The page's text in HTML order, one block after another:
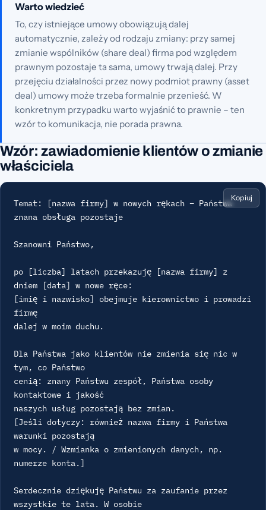
Warto wiedzieć
To, czy istniejące umowy obowiązują dalej
automatycznie, zależy od rodzaju zmiany: przy samej
zmianie wspólników (share deal) firma pod względem
prawnym pozostaje ta sama, umowy trwają dalej. Przy
przejęciu działalności przez nowy podmiot prawny (asset
deal) umowy może trzeba formalnie przenieść. W
konkretnym przypadku warto wyjaśnić to prawnie – ten
wzór to komunikacja, nie porada prawna.
Wzór: zawiadomienie klientów o zmianie
właściciela
Kopiuj
Temat: [nazwa firmy] w nowych rękach – Państwa
znana obsługa pozostaje
Szanowni Państwo,
po [liczba] latach przekazuję [nazwa firmy] z
dniem [data] w nowe ręce:
[imię i nazwisko] obejmuje kierownictwo i prowadzi
firmę
dalej w moim duchu.
Dla Państwa jako klientów nie zmienia się nic w
tym, co Państwo
cenią: znany Państwu zespół, Państwa osoby
kontaktowe i jakość
naszych usług pozostają bez zmian.
[Jeśli dotyczy: również nazwa firmy i Państwa
warunki pozostają
w mocy. / Wzmianka o zmienionych danych, np.
numerze konta.]
Serdecznie dziękuję Państwu za zaufanie przez
wszystkie te lata. W osobie